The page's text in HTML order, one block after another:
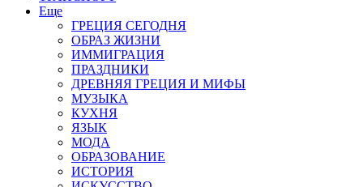
Еще
ГРЕЦИЯ СЕГОДНЯ
ОБРАЗ ЖИЗНИ
ИММИГРАЦИЯ
ПРАЗДНИКИ
ДРЕВНЯЯ ГРЕЦИЯ И МИФЫ
МУЗЫКА
КУХНЯ
ЯЗЫК
МОДА
ОБРАЗОВАНИЕ
ИСТОРИЯ